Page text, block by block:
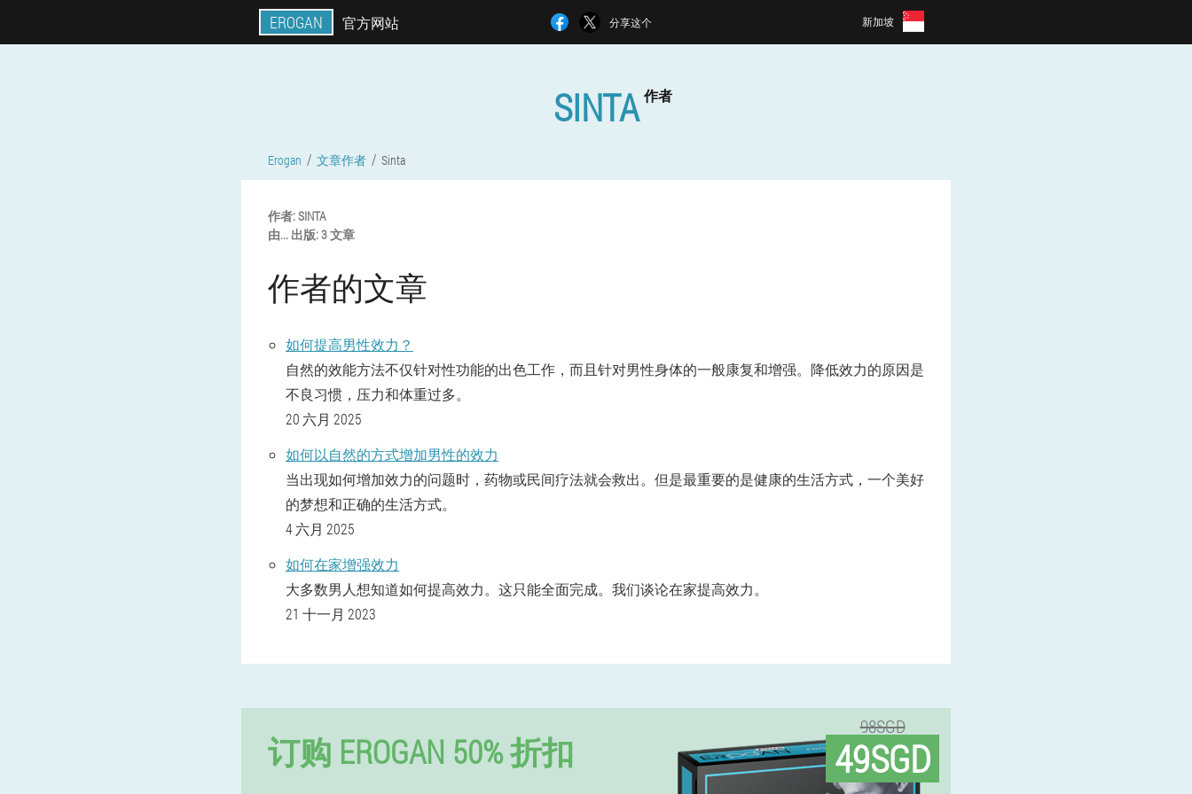
EROGAN 官方网站 分享这个 新加坡
SINTA 作者
Erogan 文章作者 Sinta
作者:SINTA
由... 出版:3 文章
作者的文章
如何提高男性效力？
自然的效能方法不仅针对性功能的出色工作，而且针对男性身体的一般康复和增强。降低效力的原因是
不良习惯，压力和体重过多。
20 六月 2025
如何以自然的方式增加男性的效力
当出现如何增加效力的问题时，药物或民间疗法就会救出。但是最重​​要的是健康的生活方式，一个美好
的梦想和正确的生活方式。
4 六月 2025
如何在家增强效力
大多数男人想知道如何提高效力。这只能全面完成。我们谈论在家提高效力。
21 十一月 2023
订购 EROGAN 50% 折扣
98SGD
49SGD